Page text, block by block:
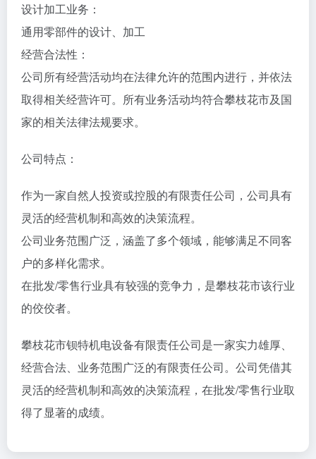
设计加工业务：
通用零部件的设计、加工
经营合法性：
公司所有经营活动均在法律允许的范围内进行，并依法
取得相关经营许可。所有业务活动均符合攀枝花市及国
家的相关法律法规要求。
公司特点：
作为一家自然人投资或控股的有限责任公司，公司具有
灵活的经营机制和高效的决策流程。
公司业务范围广泛，涵盖了多个领域，能够满足不同客
户的多样化需求。
在批发/零售行业具有较强的竞争力，是攀枝花市该行业
的佼佼者。
攀枝花市钡特机电设备有限责任公司是一家实力雄厚、
经营合法、业务范围广泛的有限责任公司。公司凭借其
灵活的经营机制和高效的决策流程，在批发/零售行业取
得了显著的成绩。